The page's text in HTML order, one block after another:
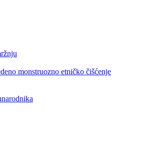
monstruozno etničko čišćenje